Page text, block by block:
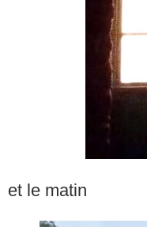
et le matin